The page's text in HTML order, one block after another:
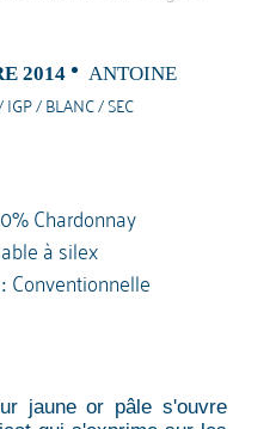
2014 ANTOINE
/ BLANC / SEC
Chardonnay
à silex
Conventionnelle
jaune or pâle s'ouvre